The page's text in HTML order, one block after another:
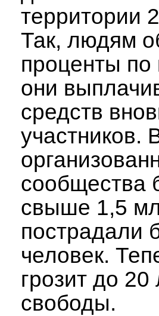
территории
Так, людям
проценты
они
средств
участников.
сообщества
свыше 1,5
пострадали
человек.
грозит до
свободы.